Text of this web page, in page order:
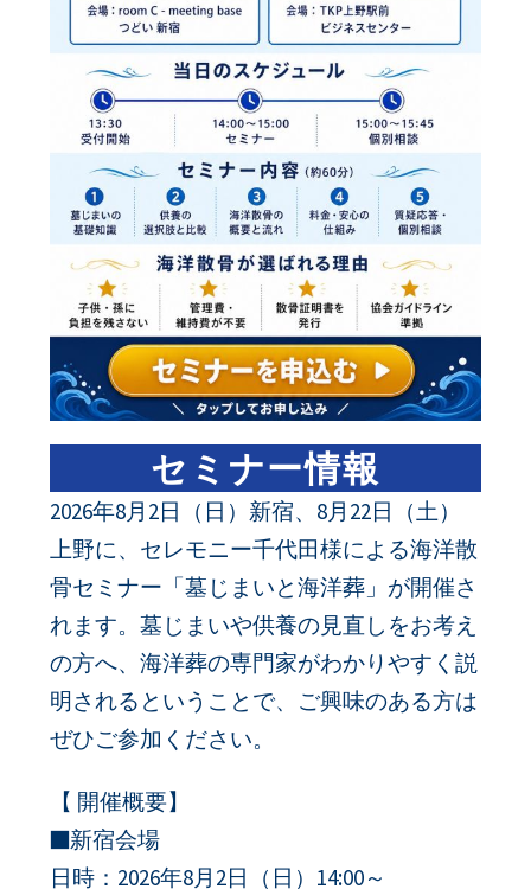
セミナー情報
2026年8月2日（日）新宿、8月22日（土）
上野に、セレモニー千代田様による海洋散
骨セミナー「墓じまいと海洋葬」が開催さ
れます。墓じまいや供養の見直しをお考え
の方へ、海洋葬の専門家がわかりやすく説
明されるということで、ご興味のある方は
ぜひご参加ください。
【 開催概要】
■新宿会場
日時：2026年8月2日（日）14:00～